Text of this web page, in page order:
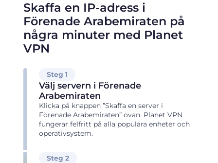
Skaffa en IP-adress i
Förenade Arabemiraten på
några minuter med Planet
VPN
Steg 1
Välj servern i Förenade
Arabemiraten
Klicka på knappen ”Skaffa en server i
Förenade Arabemiraten” ovan. Planet VPN
fungerar felfritt på alla populära enheter och
operativsystem.
Steg 2